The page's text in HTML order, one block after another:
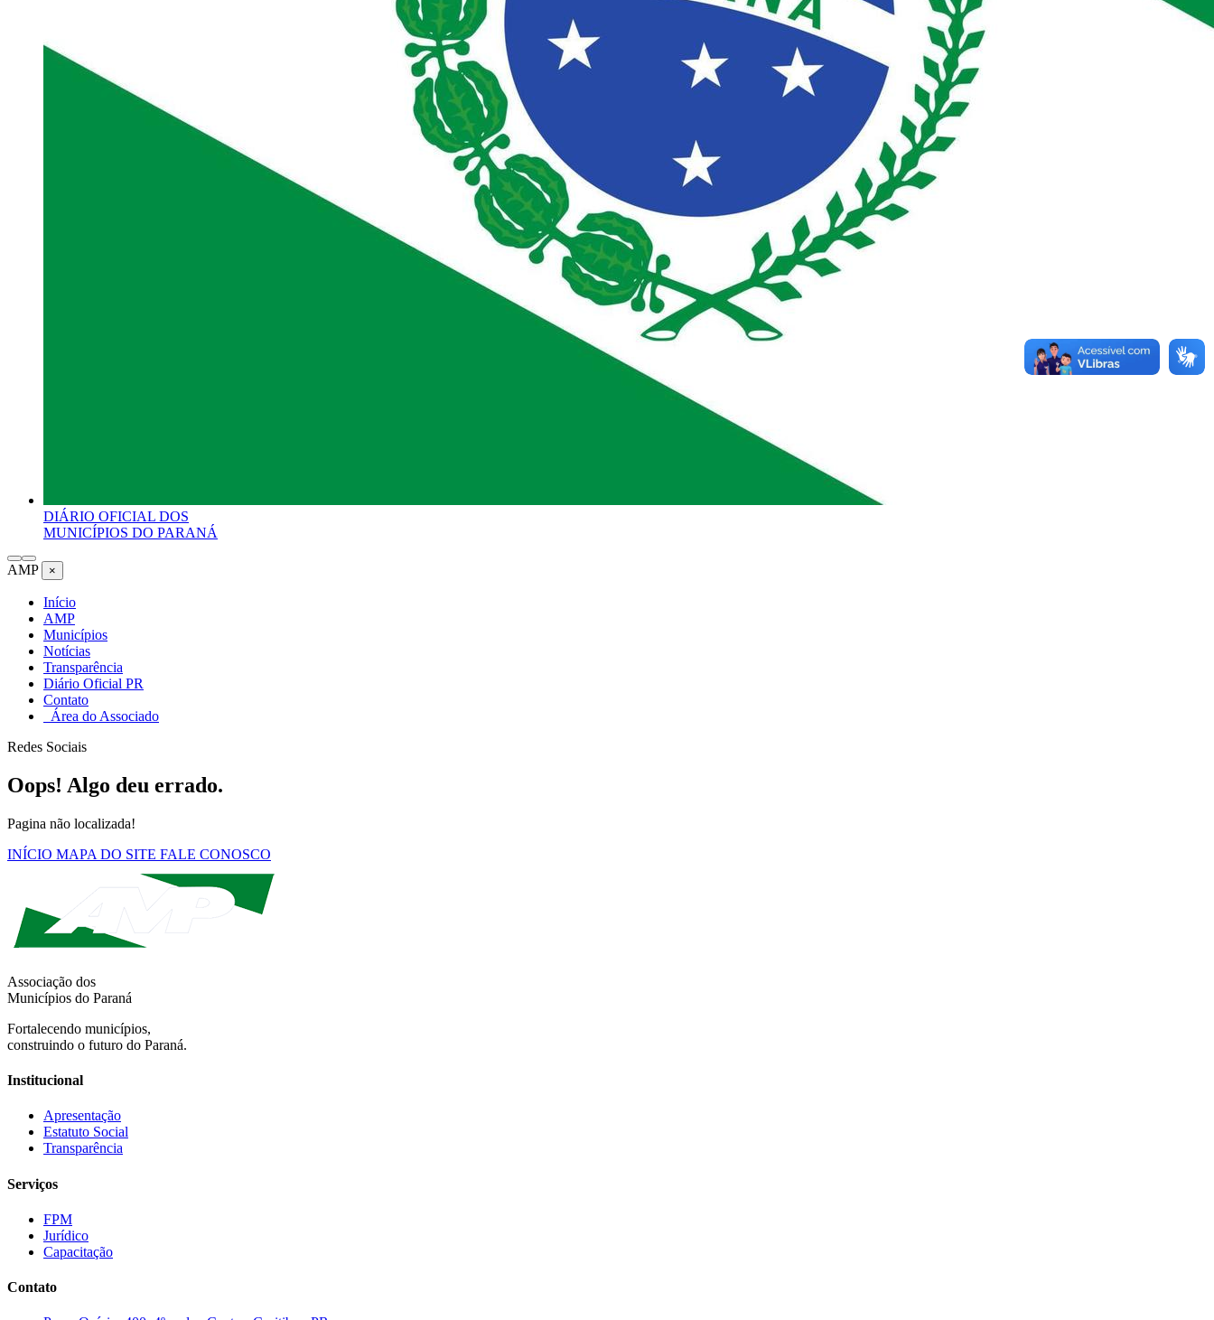
DIÁRIO OFICIAL DOS
MUNICÍPIOS DO PARANÁ
AMP ×
Início
AMP
Municípios
Notícias
Transparência
Diário Oficial PR
Contato
Área do Associado
Redes Sociais
Oops! Algo deu errado.
Pagina não localizada!
INÍCIO MAPA DO SITE FALE CONOSCO
Associação dos
Municípios do Paraná
Fortalecendo municípios,
construindo o futuro do Paraná.
Institucional
Apresentação
Estatuto Social
Transparência
Serviços
FPM
Jurídico
Capacitação
Contato